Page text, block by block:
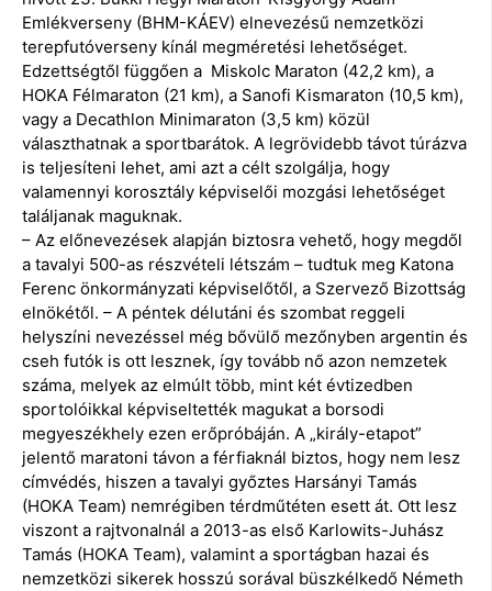
Emlékverseny (BHM-KÁEV) elnevezésű nemzetközi
terepfutóverseny kínál megméretési lehetőséget.
Edzettségtől függően a Miskolc Maraton (42,2 km), a
HOKA Félmaraton (21 km), a Sanofi Kismaraton (10,5 km),
vagy a Decathlon Minimaraton (3,5 km) közül
választhatnak a sportbarátok. A legrövidebb távot túrázva
is teljesíteni lehet, ami azt a célt szolgálja, hogy
valamennyi korosztály képviselői mozgási lehetőséget
találjanak maguknak.
– Az előnevezések alapján biztosra vehető, hogy megdől
a tavalyi 500-as részvételi létszám – tudtuk meg Katona
Ferenc önkormányzati képviselőtől, a Szervező Bizottság
elnökétől. – A péntek délutáni és szombat reggeli
helyszíni nevezéssel még bővülő mezőnyben argentin és
cseh futók is ott lesznek, így tovább nő azon nemzetek
száma, melyek az elmúlt több, mint két évtizedben
sportolóikkal képviseltették magukat a borsodi
megyeszékhely ezen erőpróbáján. A „király-etapot”
jelentő maratoni távon a férfiaknál biztos, hogy nem lesz
címvédés, hiszen a tavalyi győztes Harsányi Tamás
(HOKA Team) nemrégiben térdműtéten esett át. Ott lesz
viszont a rajtvonalnál a 2013-as első Karlowits-Juhász
Tamás (HOKA Team), valamint a sportágban hazai és
nemzetközi sikerek hosszú sorával büszkélkedő Németh